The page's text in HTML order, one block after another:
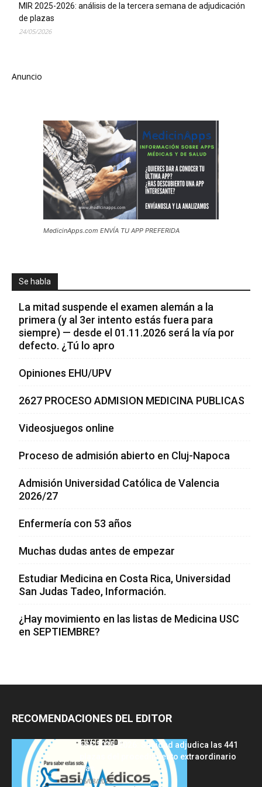
MIR 2025-2026: análisis de la tercera semana de adjudicación
de plazas
24/05/2026
Anuncio
MedicinApps.com ENVÍA TU APP PREFERIDA
Se habla
La mitad suspende el examen alemán a la
primera (y al 3er intento estás fuera para
siempre) — desde el 01.11.2026 será la vía por
defecto. ¿Tú lo apro
Opiniones EHU/UPV
2627 PROCESO ADMISION MEDICINA PUBLICAS
Videosjuegos online
Proceso de admisión abierto en Cluj-Napoca
Admisión Universidad Católica de Valencia
2026/27
Enfermería con 53 años
Muchas dudas antes de empezar
Estudiar Medicina en Costa Rica, Universidad
San Judas Tadeo, Información.
¿Hay movimiento en las listas de Medicina USC
en SEPTIEMBRE?
RECOMENDACIONES DEL EDITOR
FSE 2025-2026: Sanidad adjudica las 441
plazas del procedimiento extraordinario
tras...
06/08/2026